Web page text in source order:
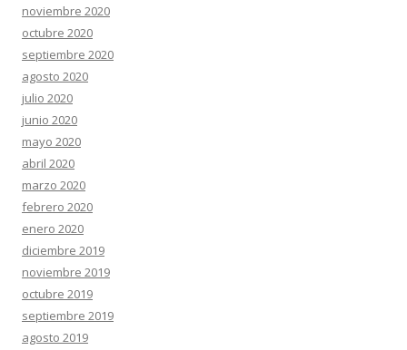
noviembre 2020
octubre 2020
septiembre 2020
agosto 2020
julio 2020
junio 2020
mayo 2020
abril 2020
marzo 2020
febrero 2020
enero 2020
diciembre 2019
noviembre 2019
octubre 2019
septiembre 2019
agosto 2019